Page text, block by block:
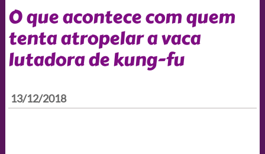
O que acontece com quem
tenta atropelar a vaca
lutadora de kung-fu
13/12/2018